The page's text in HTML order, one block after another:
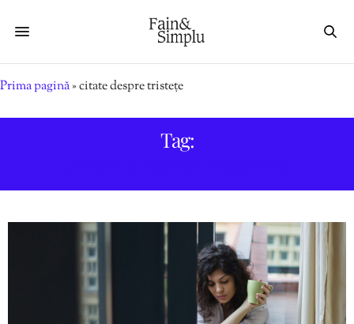
Prima pagină»citate despre tristețe
Tag: